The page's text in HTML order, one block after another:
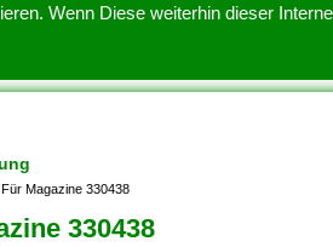
Wenn Diese weiterhin dieser
Magazine 330438
330438